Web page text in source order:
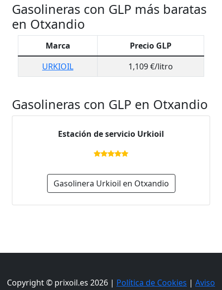
Gasolineras con GLP más baratas
en Otxandio
Marca
Precio GLP
URKIOIL
1,109 €/litro
Gasolineras con GLP en Otxandio
Estación de servicio Urkioil
Gasolinera Urkioil en Otxandio
Copyright © prixoil.es 2026 | Política de Cookies | Aviso